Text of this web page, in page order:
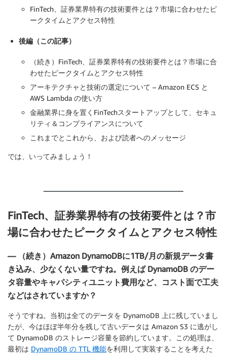
FinTech、証券業界特有の技術要件とは？市場に合わせたピ
ークタイムとアクセス特性
後編（この記事）
（続き）FinTech、証券業界特有の技術要件とは？市場に合
わせたピークタイムとアクセス特性
アーキテクチャと技術の選定について – Amazon ECS と
AWS Lambda の使い方
金融業界に身を置くFinTechスタートアップとして、セキュ
リティ＆コンプライアンスについて
これまでとこれから、および読者へのメッセージ
では、いってみましょう！
FinTech、証券業界特有の技術要件とは？市
場に合わせたピークタイムとアクセス特性
— （続き）Amazon DynamoDBに1TB/月の新規データ書
き込み、少なくない量ですね。例えば DynamoDB のデー
タ容量やキャパシティユニット費用など、コスト面で工夫
などはされていますか？
そうですね。当初は全てのデータを DynamoDB 上に残していまし
たが、今はほぼ半年分を残して古いデータは Amazon S3 に逃がし
て DynamoDB のストレージ容量を節約しています。この処理は、
最初は DynamoDB の TTL 機能を利用して実装することを考えた